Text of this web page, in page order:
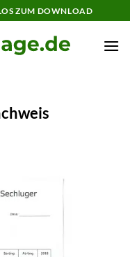
ZUM DOWNLOAD